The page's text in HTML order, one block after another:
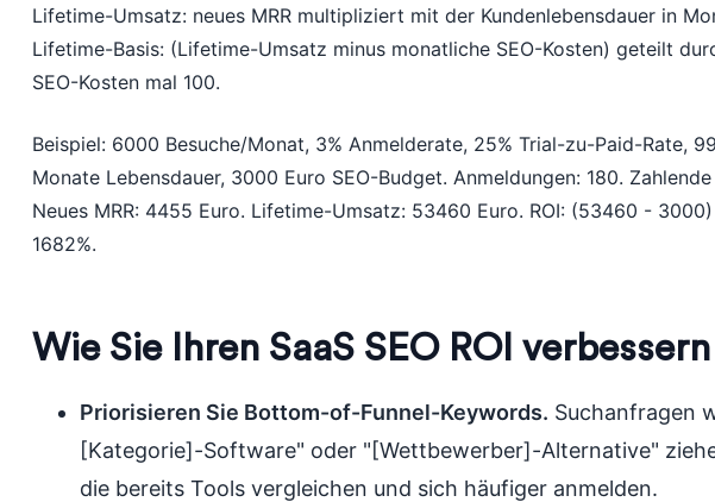
Lifetime-Umsatz: neues MRR multipliziert mit der Kundenlebensdauer in
Lifetime-Basis: (Lifetime-Umsatz minus monatliche SEO-Kosten) geteilt
SEO-Kosten mal 100.
Beispiel: 6000 Besuche/Monat, 3% Anmelderate, 25% Trial-zu-Paid-Rate,
Monate Lebensdauer, 3000 Euro SEO-Budget. Anmeldungen: 180.
Neues MRR: 4455 Euro. Lifetime-Umsatz: 53460 Euro. ROI: (53460 -
1682%.
Wie Sie Ihren SaaS SEO ROI verbessern
Priorisieren Sie Bottom-of-Funnel-Keywords. Suchanfragen
[Kategorie]-Software" oder "[Wettbewerber]-Alternative"
die bereits Tools vergleichen und sich häufiger anmelden.